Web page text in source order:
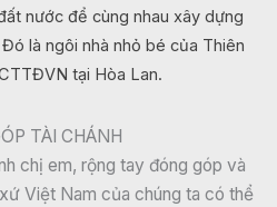
nước để cùng nhau xây dựng
là ngôi nhà nhỏ bé của Thiên
tại Hòa Lan.
TÀI CHÁNH
chị em, rộng tay đóng góp và
Việt Nam của chúng ta có thể